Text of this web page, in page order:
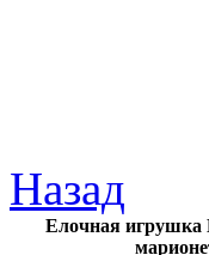
Назад
Елочная игрушка